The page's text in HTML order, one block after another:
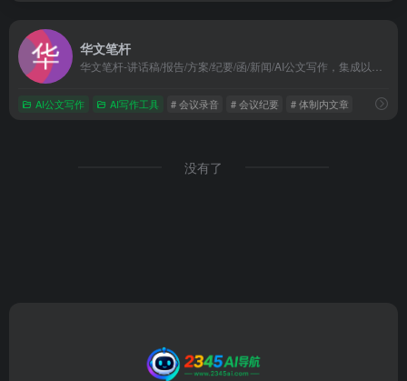
华文笔杆
AI公文写作 AI写作工具 # 会议录音 # 会议纪要 # 体制内文章
没有了